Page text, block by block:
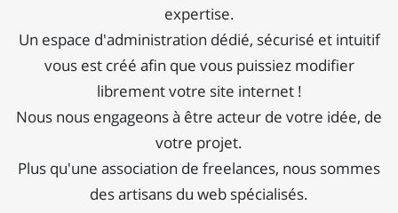
expertise.
Un espace d'administration dédié, sécurisé et intuitif
vous est créé afin que vous puissiez modifier
librement votre site internet !
Nous nous engageons à être acteur de votre idée, de
votre projet.
Plus qu'une association de freelances, nous sommes
des artisans du web spécialisés.